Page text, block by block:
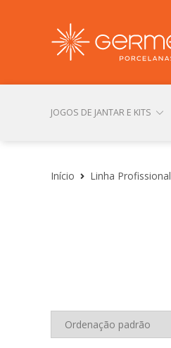
JOGOS DE JANTAR E KITS
Início Linha Profissional